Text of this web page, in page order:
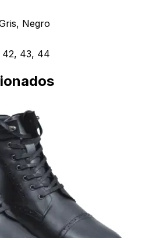
, Negro
42, 43, 44